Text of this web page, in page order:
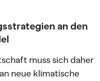
an den
muss sich daher
neue klimatische